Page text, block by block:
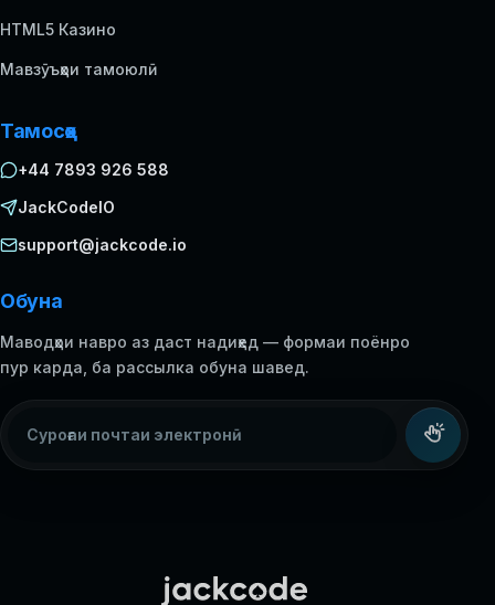
HTML5 Казино
Мавзӯъҳои тамоюлӣ
Тамосҳо
+44 7893 926 588
JackCodeIO
support@jackcode.io
Обуна
Маводҳои навро аз даст надиҳед — формаи поёнро
пур карда, ба рассылка обуна шавед.